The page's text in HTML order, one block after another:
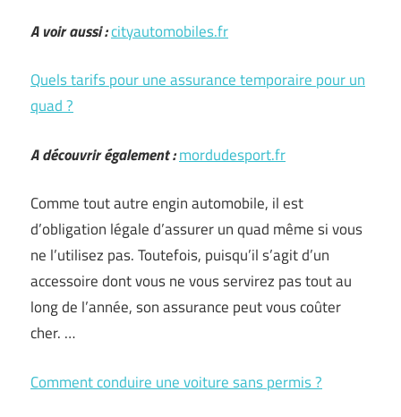
A voir aussi :cityautomobiles.fr
Quels tarifs pour une assurance temporaire pour un
quad ?
A découvrir également :mordudesport.fr
Comme tout autre engin automobile, il est
d’obligation légale d’assurer un quad même si vous
ne l’utilisez pas. Toutefois, puisqu’il s’agit d’un
accessoire dont vous ne vous servirez pas tout au
long de l’année, son assurance peut vous coûter
cher. …
Comment conduire une voiture sans permis ?